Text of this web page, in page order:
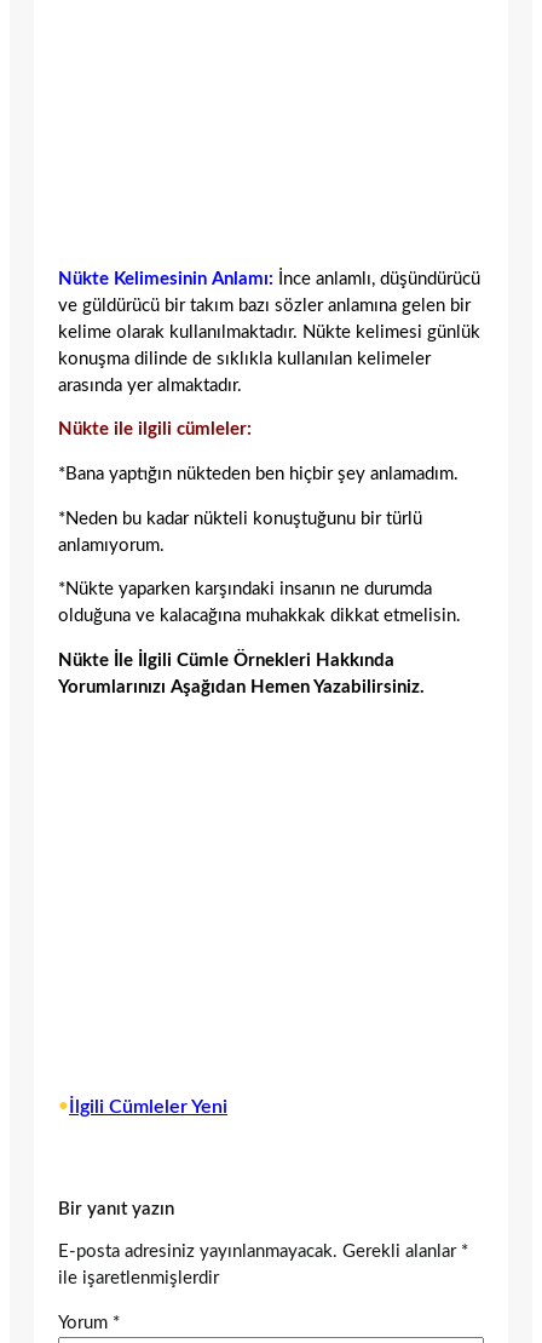
Nükte Kelimesinin Anlamı:
İnce anlamlı, düşündürücü
ve güldürücü bir takım bazı sözler anlamına gelen bir
kelime olarak kullanılmaktadır. Nükte kelimesi günlük
konuşma dilinde de sıklıkla kullanılan kelimeler
arasında yer almaktadır.
Nükte ile ilgili cümleler:
*Bana yaptığın nükteden ben hiçbir şey anlamadım.
*Neden bu kadar nükteli konuştuğunu bir türlü
anlamıyorum.
*Nükte yaparken karşındaki insanın ne durumda
olduğuna ve kalacağına muhakkak dikkat etmelisin.
Nükte İle İlgili Cümle Örnekleri Hakkında
Yorumlarınızı Aşağıdan Hemen Yazabilirsiniz.
• İlgili Cümleler Yeni
Bir yanıt yazın
E-posta adresiniz yayınlanmayacak. Gerekli alanlar *
ile işaretlenmişlerdir
Yorum *